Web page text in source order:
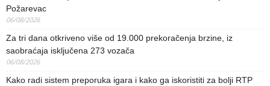
Požarevac
06/08/2026
Za tri dana otkriveno više od 19.000 prekoračenja brzine, iz
saobraćaja isključena 273 vozača
06/08/2026
Kako radi sistem preporuka igara i kako ga iskoristiti za bolji RTP